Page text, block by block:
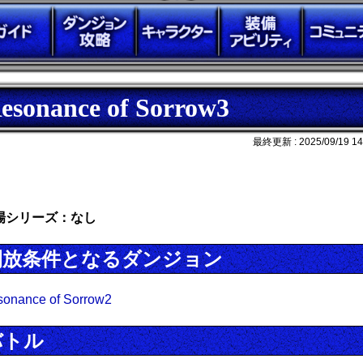
of Sorrow3
最終更新 : 2025/09/19
シリーズ：なし
条件となるダンジョン
of Sorrow2
ル